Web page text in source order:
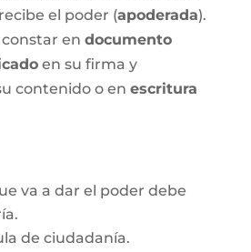
el poder (apoderada).
en documento
en su firma y
contenido o en escritura
va a dar el poder debe
de ciudadanía.